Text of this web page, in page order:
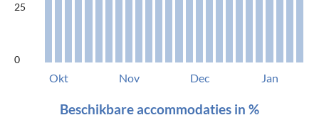
25
0
Okt Nov Dec Jan
Beschikbare accommodaties in %